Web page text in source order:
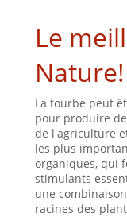
Le
Nature!
La tourbe peut
pour produire
de l'agriculture
les plus
organiques, qui
stimulants
une
racines des